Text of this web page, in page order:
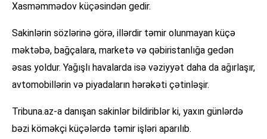
Xasməmmədov küçəsindən gedir.
Sakinlərin sözlərinə görə, illərdir təmir olunmayan küçə
məktəbə, bağçalara, marketə və qəbiristanlığa gedən
əsas yoldur. Yağışlı havalarda isə vəziyyət daha da ağırlaşır,
avtomobillərin və piyadaların hərəkəti çətinləşir.
Tribuna.az-a danışan sakinlər bildiriblər ki, yaxın günlərdə
bəzi köməkçi küçələrdə təmir işləri aparılıb.